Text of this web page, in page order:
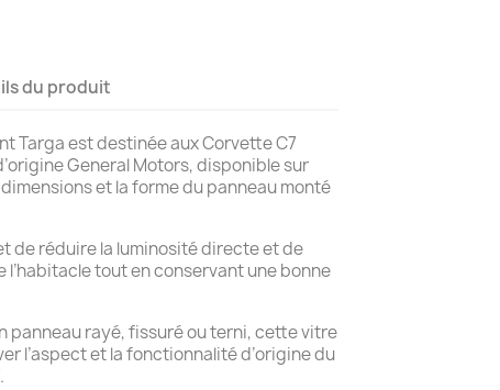
du produit
Targa est destinée aux Corvette C7
General Motors, disponible sur
et la forme du panneau monté
de réduire la luminosité directe et de
l’habitacle tout en conservant une bonne
panneau rayé, fissuré ou terni, cette vitre
l’aspect et la fonctionnalité d’origine du